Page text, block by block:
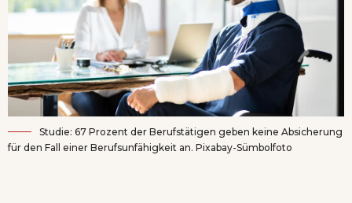
Studie: 67 Prozent der Berufstätigen geben keine Absicherung
für den Fall einer Berufsunfähigkeit an. Pixabay-Sümbolfoto